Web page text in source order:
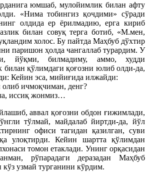
юмшаб, мулойимлик билан афту
«Нима тобингиз қочдими» сўради
олдида ер ёрилмадию, ерга кириб
билан совуқ терга ботиб, «М.мен,
холос. Бу пайтда Маҳбуб дўхтир
паришон ҳолда чангаллаб турардим. У
йўқми, билмадиму, аммо, худди
билан қўлимдаги қоғозни юлиб олди-да,
Кейин эса, мийиғида илжайди:
ичмоқчиман, денг?
иссиқ жонмиз…
аввал қоғозни обдон ғижимлади,
тўлмай, майдалаб йиртди-да, йўл
офиси тагидан қазилган, суви
улоқтирди. Кейин шартта қўлимдан
томон етаклади. Унинг орқасидан
рўпарадаги деразадан Маҳбуб
кўз узмай турганини кўрдим.